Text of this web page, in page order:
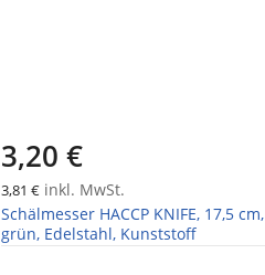
3,20 €
3,81 € inkl. MwSt.
Schälmesser HACCP KNIFE, 17,5 cm,
grün, Edelstahl, Kunststoff